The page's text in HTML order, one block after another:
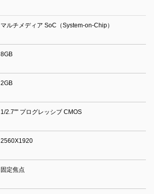
マルチメディア SoC（System-on-Chip）
8GB
2GB
1/2.7"" プログレッシブ CMOS
2560X1920
固定焦点